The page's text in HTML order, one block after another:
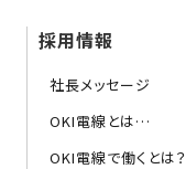
採用情報
社長メッセージ
OKI電線とは…
OKI電線で働くとは？